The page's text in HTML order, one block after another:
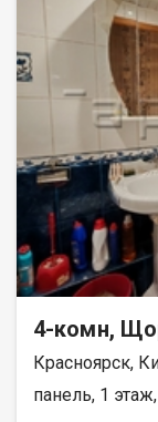
доступность с
близости
автобусе.
никогда не
первом этаже
доме –
Красный Яр.
8, что очень
Квартира
аренду. Цена 4 х
двухкомнатной!!!
4-комн,
Красноярск,
панель, 1